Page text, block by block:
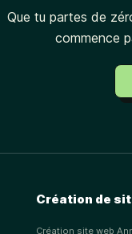
Que tu partes de
commence
Création de
Création site web